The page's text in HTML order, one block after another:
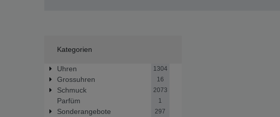
Kategorien
Uhren 1304
Grossuhren 16
Schmuck 2073
Parfüm 1
Sonderangebote 297